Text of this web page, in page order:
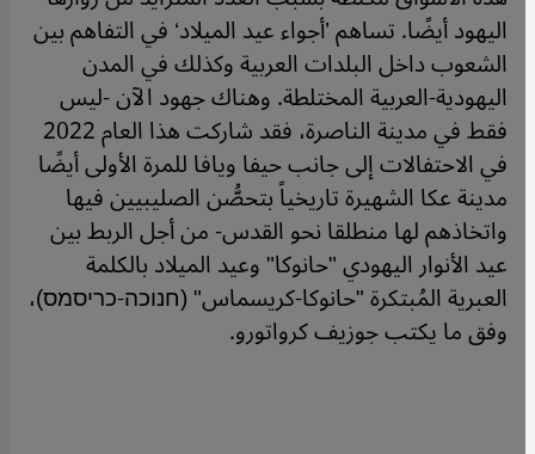
اليهود أيضًا. تساهم ’أجواء عيد الميلاد‘ في التفاهم بين
الشعوب داخل البلدات العربية وكذلك في المدن
اليهودية-العربية المختلطة. وهناك جهود الآن -ليس
فقط في مدينة الناصرة، فقد شاركت هذا العام 2022
في الاحتفالات إلى جانب حيفا ويافا للمرة الأولى أيضًا
مدينة عكا الشهيرة تاريخياً بتحصُّن الصليبيين فيها
واتخاذهم لها منطلقا نحو القدس- من أجل الربط بين
عيد الأنوار اليهودي "حانوكا" وعيد الميلاد بالكلمة
العبرية المُبتكرة "حانوكا-كريسماس" (חנוכה-כריסמס)،
وفق ما يكتب جوزيف كرواتورو.